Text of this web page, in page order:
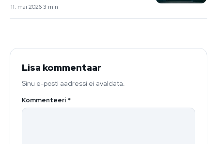
11. mai 20263 min
Lisa kommentaar
Sinu e-posti aadressi ei avaldata.
Kommenteeri *